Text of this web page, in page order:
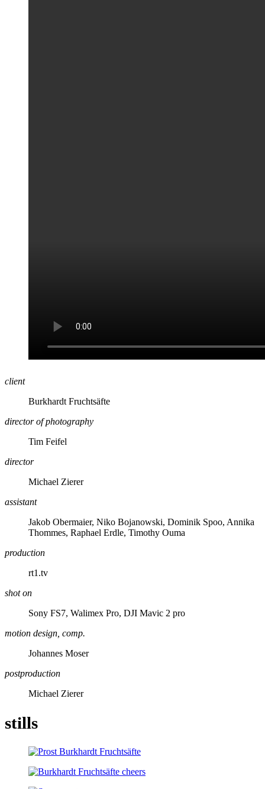
client
Burkhardt Fruchtsäfte
director of photography
Tim Feifel
director
Michael Zierer
assistant
Jakob Obermaier, Niko Bojanowski, Dominik Spoo, Annika
Thommes, Raphael Erdle, Timothy Ouma
production
rt1.tv
shot on
Sony FS7, Walimex Pro, DJI Mavic 2 pro
motion design, comp.
Johannes Moser
postproduction
Michael Zierer
stills